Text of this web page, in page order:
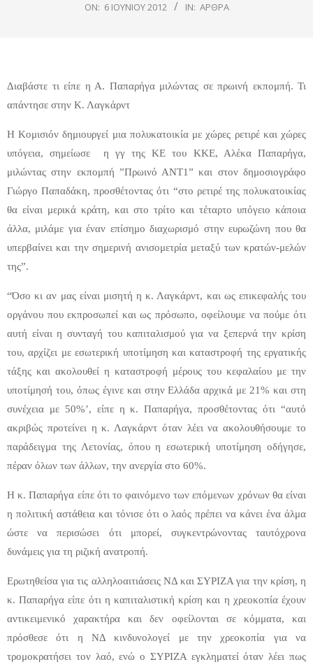
ON: 6 ΙΟΥΝΊΟΥ 2012 IN: ΆΡΘΡΑ
Διαβάστε τι είπε η Α. Παπαρήγα μιλώντας σε πρωινή εκπομπή. Τι
απάντησε στην Κ. Λαγκάρντ
Η Κομισιόν δημιουργεί μια πολυκατοικία με χώρες ρετιρέ και χώρες
υπόγεια, σημείωσε η γγ της ΚΕ του ΚΚΕ, Αλέκα Παπαρήγα,
μιλώντας στην εκπομπή ”Πρωινό ΑΝΤ1” και στον δημοσιογράφο
Γιώργο Παπαδάκη, προσθέτοντας ότι “στο ρετιρέ της πολυκατοικίας
θα είναι μερικά κράτη, και στο τρίτο και τέταρτο υπόγειο κάποια
άλλα, μιλάμε για έναν επίσημο διαχωρισμό στην ευρωζώνη που θα
υπερβαίνει και την σημερινή ανισομετρία μεταξύ των κρατών-μελών
της”.
“Όσο κι αν μας είναι μισητή η κ. Λαγκάρντ, και ως επικεφαλής του
οργάνου που εκπροσωπεί και ως πρόσωπο, οφείλουμε να πούμε ότι
αυτή είναι η συνταγή του καπιταλισμού για να ξεπερνά την κρίση
του, αρχίζει με εσωτερική υποτίμηση και καταστροφή της εργατικής
τάξης και ακολουθεί η καταστροφή μέρους του κεφαλαίου με την
υποτίμησή του, όπως έγινε και στην Ελλάδα αρχικά με 21% και στη
συνέχεια με 50%’, είπε η κ. Παπαρήγα, προσθέτοντας ότι “αυτό
ακριβώς προτείνει η κ. Λαγκάρντ όταν λέει να ακολουθήσουμε το
παράδειγμα της Λετονίας, όπου η εσωτερική υποτίμηση οδήγησε,
πέραν όλων των άλλων, την ανεργία στο 60%.
Η κ. Παπαρήγα είπε ότι το φαινόμενο των επόμενων χρόνων θα είναι
η πολιτική αστάθεια και τόνισε ότι ο λαός πρέπει να κάνει ένα άλμα
ώστε να περισώσει ότι μπορεί, συγκεντρώνοντας ταυτόχρονα
δυνάμεις για τη ριζική ανατροπή.
Ερωτηθείσα για τις αλληλοαιτιάσεις ΝΔ και ΣΥΡΙΖΑ για την κρίση, η
κ. Παπαρήγα είπε ότι η καπιταλιστική κρίση και η χρεοκοπία έχουν
αντικειμενικό χαρακτήρα και δεν οφείλονται σε κόμματα, και
πρόσθεσε ότι η ΝΔ κινδυνολογεί με την χρεοκοπία για να
τρομοκρατήσει τον λαό, ενώ ο ΣΥΡΙΖΑ εγκληματεί όταν λέει πως